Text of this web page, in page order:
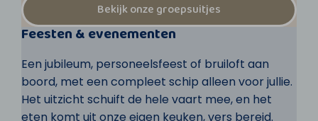
Bekijk onze groepsuitjes
Feesten & evenementen
Een jubileum, personeelsfeest of bruiloft aan
boord, met een compleet schip alleen voor jullie.
Het uitzicht schuift de hele vaart mee, en het
eten komt uit onze eigen keuken, vers bereid.